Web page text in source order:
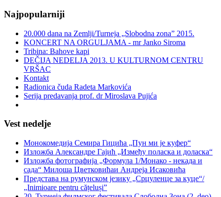
Najpopularniji
20.000 dana na Zemlji/Turneja „Slobodna zona” 2015.
KONCERT NA ORGULJAMA - mr Janko Siroma
Tribina: Bahove kapi
DEČIJA NEDELJA 2013. U KULTURNOM CENTRU
VRŠAC
Kontakt
Radionica čuda Radeta Markovića
Serija predavanja prof. dr Miroslava Pujića
Vest nedelje
Монокомедија Семира Гицића „Пун ми је куфер“
Изложба Александре Гајић „Између поласка и доласка“
Изложба фотографија „Формула 1/Монако - некада и
сада“ Милоша Цветковићаи Андреја Исаковића
Представа на румунском језику „Срцуленце за куце“/
„Inimioare pentru cățeluși”